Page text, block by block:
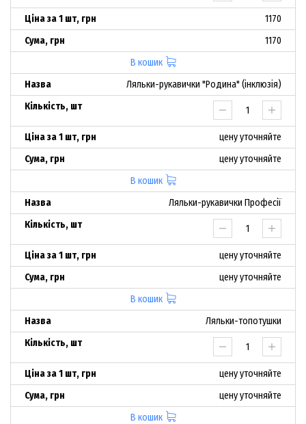
1170
1170
В кошик
Ляльки-рукавички "Родина" (інклюзія)
цену уточняйте
цену уточняйте
В кошик
Ляльки-рукавички Професії
цену уточняйте
цену уточняйте
В кошик
Ляльки-топотушки
цену уточняйте
цену уточняйте
В кошик